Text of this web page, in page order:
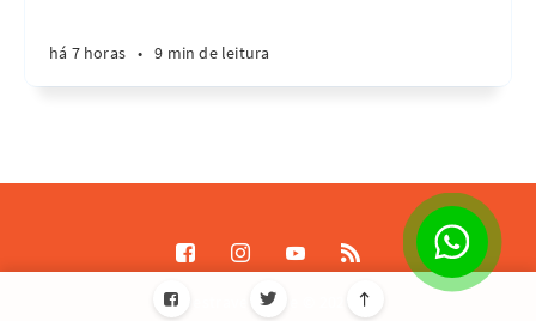
há 7 horas • 9 min de leitura
Destrave Escale © 2026